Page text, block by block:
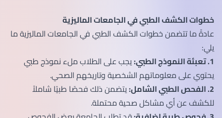
خطوات الكشف الطبي في الجامعات الماليزية
عادةً ما تتضمن خطوات الكشف الطبي في الجامعات الماليزية ما
يلي:
1. تعبئة النموذج الطبي:
يجب على الطلاب ملء نموذج طبي
يحتوي على معلوماتهم الشخصية وتاريخهم الصحي.
2. الفحص الطبي الشامل:
يتضمن ذلك فحصًا طبيًا شاملاً
للكشف عن أي مشاكل صحية محتملة.